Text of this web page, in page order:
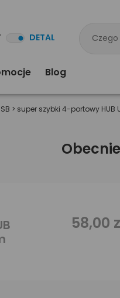
DETAL
Blog
> super szybki 4-portowy HUB
58,00